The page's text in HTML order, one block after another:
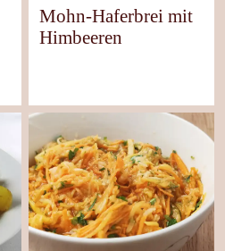
Mohn-Haferbrei mit
Himbeeren